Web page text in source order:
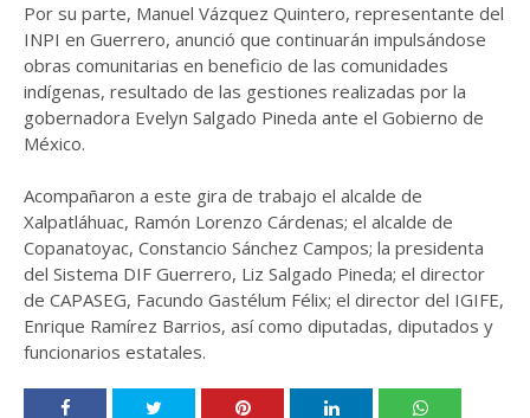
Por su parte, Manuel Vázquez Quintero, representante del
INPI en Guerrero, anunció que continuarán impulsándose
obras comunitarias en beneficio de las comunidades
indígenas, resultado de las gestiones realizadas por la
gobernadora Evelyn Salgado Pineda ante el Gobierno de
México.
Acompañaron a este gira de trabajo el alcalde de
Xalpatláhuac, Ramón Lorenzo Cárdenas; el alcalde de
Copanatoyac, Constancio Sánchez Campos; la presidenta
del Sistema DIF Guerrero, Liz Salgado Pineda; el director
de CAPASEG, Facundo Gastélum Félix; el director del IGIFE,
Enrique Ramírez Barrios, así como diputadas, diputados y
funcionarios estatales.